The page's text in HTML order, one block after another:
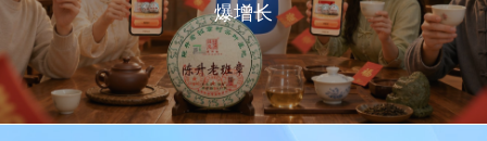
爆增长